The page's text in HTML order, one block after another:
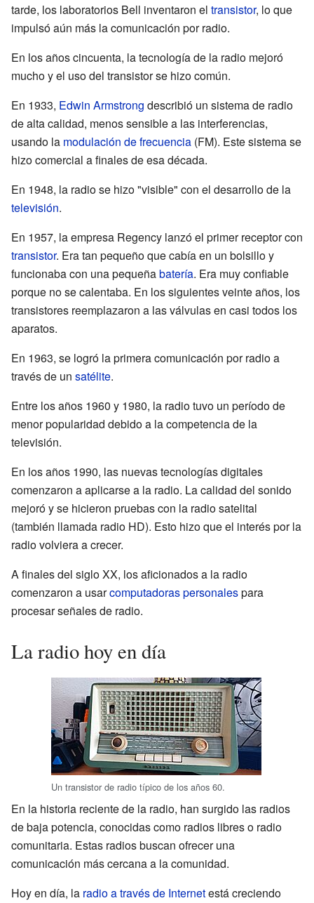
tarde, los laboratorios Bell inventaron el transistor, lo que
impulsó aún más la comunicación por radio.
En los años cincuenta, la tecnología de la radio mejoró
mucho y el uso del transistor se hizo común.
En 1933, Edwin Armstrong describió un sistema de radio
de alta calidad, menos sensible a las interferencias,
usando la modulación de frecuencia (FM). Este sistema se
hizo comercial a finales de esa década.
En 1948, la radio se hizo "visible" con el desarrollo de la
televisión.
En 1957, la empresa Regency lanzó el primer receptor con
transistor. Era tan pequeño que cabía en un bolsillo y
funcionaba con una pequeñabatería. Era muy confiable
porque no se calentaba. En los siguientes veinte años, los
transistores reemplazaron a las válvulas en casi todos los
aparatos.
En 1963, se logró la primera comunicación por radio a
través de un satélite.
Entre los años 1960 y 1980, la radio tuvo un período de
menor popularidad debido a la competencia de la
televisión.
En los años 1990, las nuevas tecnologías digitales
comenzaron a aplicarse a la radio. La calidad del sonido
mejoró y se hicieron pruebas con la radio satelital
(también llamada radio HD). Esto hizo que el interés por la
radio volviera a crecer.
A finales del siglo XX, los aficionados a la radio
comenzaron a usarcomputadoras personalespara
procesar señales de radio.
La radio hoy en día
Un transistor de radio típico de los años 60.
En la historia reciente de la radio, han surgido las radios
de baja potencia, conocidas como radios libres o radio
comunitaria. Estas radios buscan ofrecer una
comunicación más cercana a la comunidad.
Hoy en día, la radio a través de Internetestá creciendo